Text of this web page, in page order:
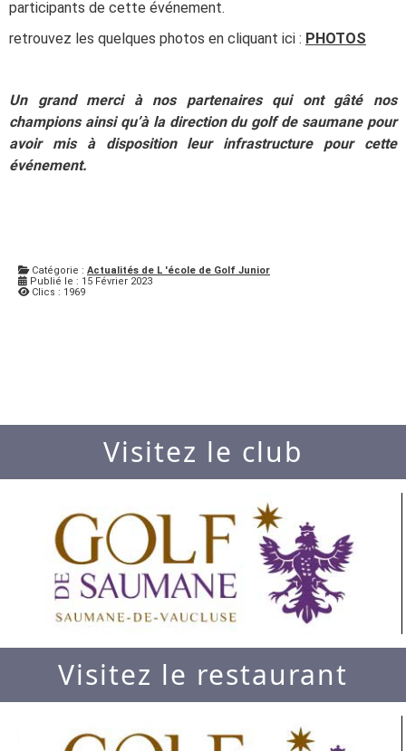
participants de cette événement.
retrouvez les quelques photos en cliquant ici : PHOTOS
Un grand merci à nos partenaires qui ont gâté nos
champions ainsi qu’à la direction du golf de saumane pour
avoir mis à disposition leur infrastructure pour cette
événement.
Catégorie : Actualités de L 'école de Golf Junior
Publié le : 15 Février 2023
Clics : 1969
Visitez le club
Visitez le restaurant